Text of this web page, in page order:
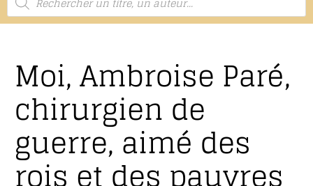
Moi, Ambroise Paré,
chirurgien de
guerre, aimé des